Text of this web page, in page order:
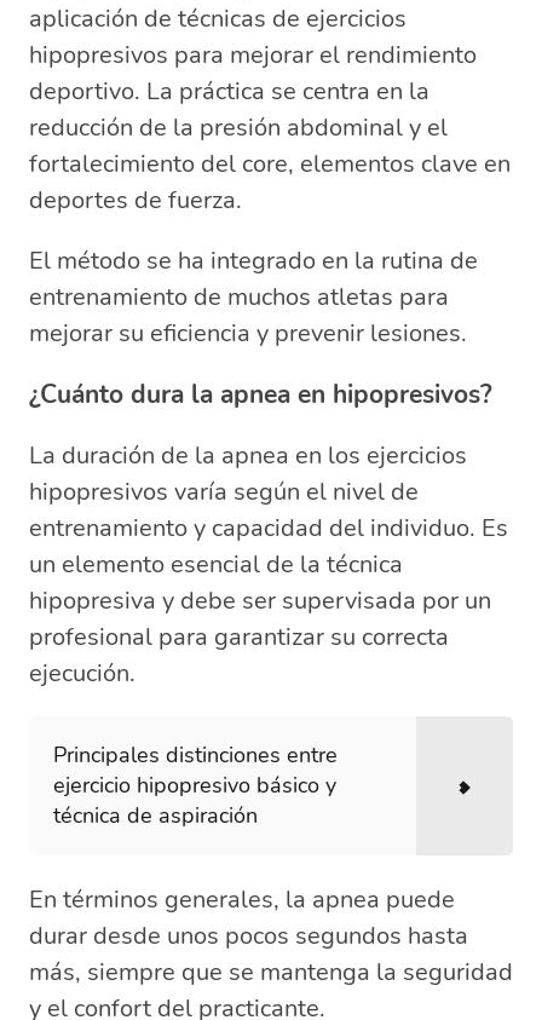
aplicación de técnicas de ejercicios
hipopresivos para mejorar el rendimiento
deportivo. La práctica se centra en la
reducción de la presión abdominal y el
fortalecimiento del core, elementos clave en
deportes de fuerza.
El método se ha integrado en la rutina de
entrenamiento de muchos atletas para
mejorar su eficiencia y prevenir lesiones.
¿Cuánto dura la apnea en hipopresivos?
La duración de la apnea en los ejercicios
hipopresivos varía según el nivel de
entrenamiento y capacidad del individuo. Es
un elemento esencial de la técnica
hipopresiva y debe ser supervisada por un
profesional para garantizar su correcta
ejecución.
Principales distinciones entre
ejercicio hipopresivo básico y
técnica de aspiración
En términos generales, la apnea puede
durar desde unos pocos segundos hasta
más, siempre que se mantenga la seguridad
y el confort del practicante.